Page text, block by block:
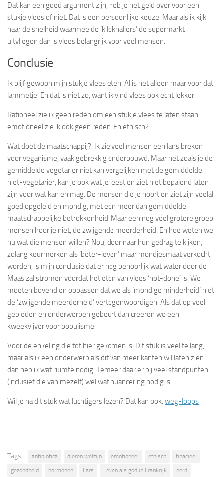
Dat kan een goed argument zijn, heb je het geld over voor een
stukje vlees of niet. Dat is een persoonlijke keuze. Maar als ik kijk
naar de snelheid waarmee de ‘kiloknallers’ de supermarkt
uitvliegen dan is vlees belangrijk voor veel mensen.
Conclusie
Ik blijf gewoon mijn stukje vlees eten. Al is het alleen maar voor dat
lammetje. En dat is niet zo, want ik vind vlees ook echt lekker.
Rationeel zie ik geen reden om een stukje vlees te laten staan,
emotioneel zie ik ook geen reden. En ethisch?
Wat doet de maatschappij? Ik zie veel mensen een lans breken
voor veganisme, vaak gebrekkig onderbouwd. Maar net zoals je de
gemiddelde vegetariër niet kan vergelijken met de gemiddelde
niet-vegetariër, kan je ook wat je leest en ziet niet bepalend laten
zijn voor wat kan en mag. De mensen die je hoort en ziet zijn veelal
goed opgeleid en mondig, met een meer dan gemiddelde
maatschappelijke betrokkenheid. Maar een nog veel grotere groep
mensen hoor je niet, de zwijgende meerderheid. En hoe weten we
nu wat die mensen willen? Nou, door naar hun gedrag te kijken;
zolang keurmerken als ‘beter-leven’ maar mondjesmaat verkocht
worden, is mijn conclusie dat er nog behoorlijk wat water door de
Maas zal stromen voordat het eten van vlees ‘not-done’ is. We
moeten bovendien oppassen dat we als ‘mondige minderheid’ niet
de ‘zwijgende meerderheid’ vertegenwoordigen. Als dat op veel
gebieden en onderwerpen gebeurt dan creëren we een
kweekvijver voor populisme.
Voor de enkeling die tot hier gekomen is: Dit stuk is veel te lang,
maar als ik een onderwerp als dit van meer kanten wil laten zien
dan heb ik wat ruimte nodig. Temeer daar er bij veel standpunten
(inclusief die van mezelf) wel wat nuancering nodig is.
Wil je na dit stuk wat luchtigers lezen? Dat kan ook: weg-loops
Tags: antibiotica dieren welzijn emotioneel ethisch
finacieel
gezondheid
hormonen Lars Leven als god in Frankrijk nerd